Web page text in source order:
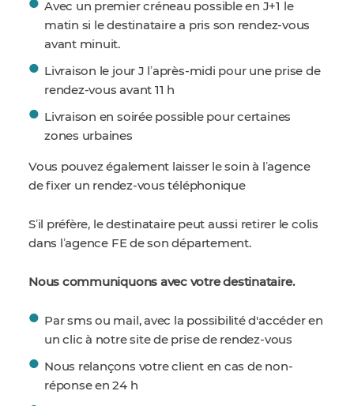
Avec un premier créneau possible en J+1 le
matin si le destinataire a pris son rendez-vous
avant minuit.
Livraison le jour J lʼaprès-midi pour une prise de
rendez-vous avant 11 h
Livraison en soirée possible pour certaines
zones urbaines
Vous pouvez également laisser le soin à lʼagence
de fixer un rendez-vous téléphonique
Sʼil préfère, le destinataire peut aussi retirer le colis
dans lʼagence FE de son département.
Nous communiquons avec votre destinataire.
Par sms ou mail, avec la possibilité d'accéder en
un clic à notre site de prise de rendez-vous
Nous relançons votre client en cas de non-
réponse en 24 h